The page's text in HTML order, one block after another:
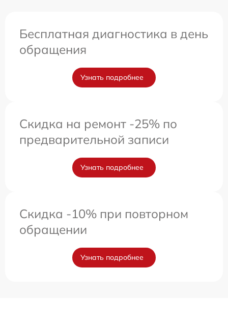
Бесплатная диагностика в день
обращения
Узнать подробнее
Скидка на ремонт -25% по
предварительной записи
Узнать подробнее
Скидка -10% при повторном
обращении
Узнать подробнее